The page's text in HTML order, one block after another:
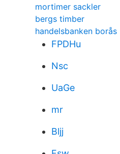
mortimer sackler
bergs timber
handelsbanken borås
FPDHu
Nsc
UaGe
mr
Bljj